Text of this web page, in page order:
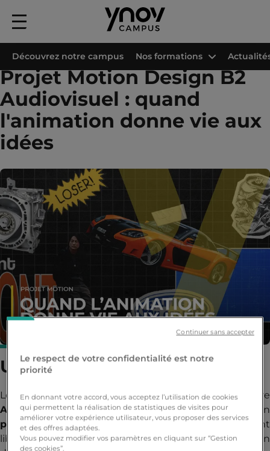
Menu
principal
Projet Motion Design B2
Audiovisuel : quand
l'animation donne vie aux
idées
Découvrez notre campus Nos formations
Un projet créatif de A à Z
Les étudiants dedeuxième annéede la filière
AudiovisuelduLille Ynov Campusont réalisé un
projet de composition en motion design , entièrement
libre dans son sujet. L'objectif : produire une animation
Le respect de votre confidentialité est notre
priorité
En donnant votre accord, vous acceptez l’utilisation de cookies
qui permettent la réalisation de statistiques de visites pour
améliorer votre expérience utilisateur, vous proposer des services
et des offres adaptées.
Vous pouvez modifier vos paramètres en cliquant sur “Gestion
des cookies”.
Continuer sans accepter